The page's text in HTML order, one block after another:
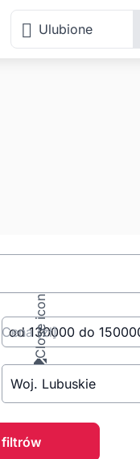
Ulubione
Cena[zł]
Woj. Lubuskie
filtrów